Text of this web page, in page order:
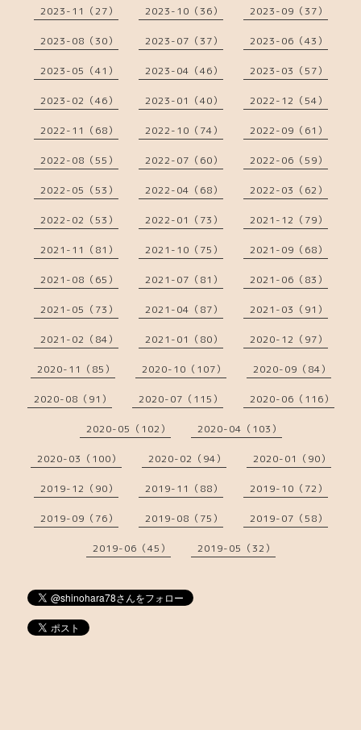
2023-11（27） 2023-10（36） 2023-09（37）
2023-08（30） 2023-07（37） 2023-06（43）
2023-05（41） 2023-04（46） 2023-03（57）
2023-02（46） 2023-01（40） 2022-12（54）
2022-11（68） 2022-10（74） 2022-09（61）
2022-08（55） 2022-07（60） 2022-06（59）
2022-05（53） 2022-04（68） 2022-03（62）
2022-02（53） 2022-01（73） 2021-12（79）
2021-11（81） 2021-10（75） 2021-09（68）
2021-08（65） 2021-07（81） 2021-06（83）
2021-05（73） 2021-04（87） 2021-03（91）
2021-02（84） 2021-01（80） 2020-12（97）
2020-11（85） 2020-10（107） 2020-09（84）
2020-08（91） 2020-07（115） 2020-06（116）
2020-05（102） 2020-04（103）
2020-03（100） 2020-02（94） 2020-01（90）
2019-12（90） 2019-11（88） 2019-10（72）
2019-09（76） 2019-08（75） 2019-07（58）
2019-06（45） 2019-05（32）